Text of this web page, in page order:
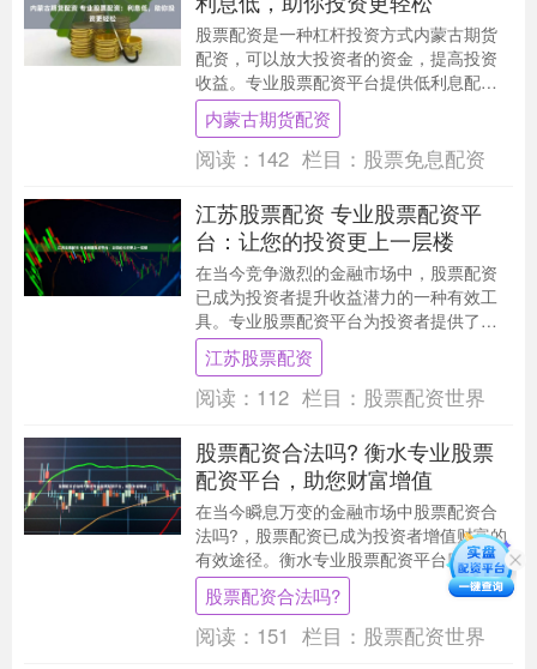
股票配资是一种杠杆投资方式内蒙古期货
配资，可以放大投资者的资金，提高投资
收益。专业股票配资平台提供低利息配资
服务，让投资者以更低的成本撬动更大的
资金，轻松实现投....
内蒙古期货配资
阅读： 142 栏目： 股票免息配资
江苏股票配资 专业股票配资平
台：让您的投资更上一层楼
在当今竞争激烈的金融市场中，股票配资
已成为投资者提升收益潜力的一种有效工
具。专业股票配资平台为投资者提供了获
得额外资金杠杆的机会江苏股票配资，从
而放大他们的投资....
江苏股票配资
阅读： 112 栏目： 股票配资世界
股票配资合法吗? 衡水专业股票
配资平台，助您财富增值
在当今瞬息万变的金融市场中股票配资合
法吗?，股票配资已成为投资者增值财富的
有效途径。衡水专业股票配资平台应运而
生，为投资者提供安全可靠的配资服务。
高杠杆操作会....
股票配资合法吗?
阅读： 151 栏目： 股票配资世界